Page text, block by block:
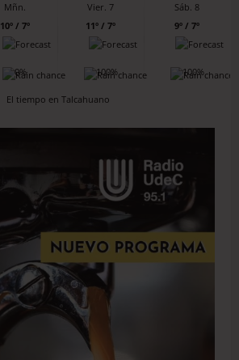
Mñn.
10º / 7º
0%
Vier. 7
11º / 7º
100%
Sáb. 8
9º / 7º
100%
El tiempo en Talcahuano